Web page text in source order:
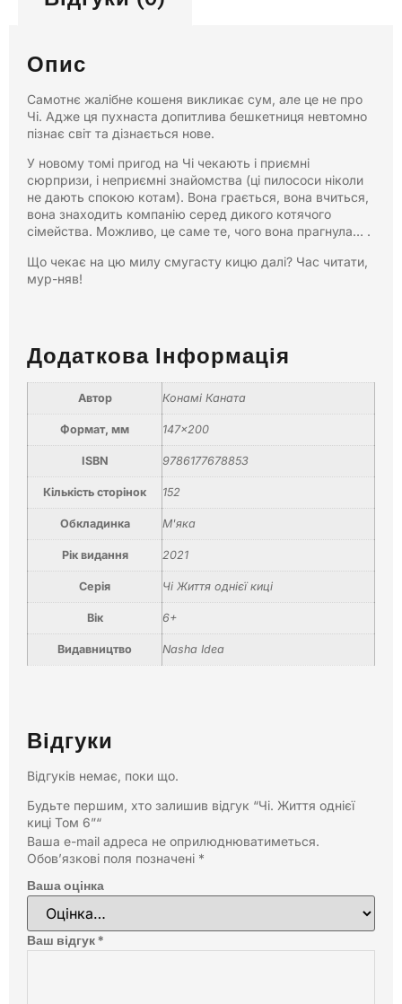
Опис
Самотнє жалібне кошеня викликає сум, але це не про
Чі. Адже ця пухнаста допитлива бешкетниця невтомно
пізнає світ та дізнається нове.
У новому томі пригод на Чі чекають і приємні
сюрпризи, і неприємні знайомства (ці пилососи ніколи
не дають спокою котам). Вона грається, вона вчиться,
вона знаходить компанію серед дикого котячого
сімейства. Можливо, це саме те, чого вона прагнула… .
Що чекає на цю милу смугасту кицю далі? Час читати,
мур-няв!
Додаткова Інформація
Автор Конамі Каната
Формат, мм 147×200
ISBN 9786177678853
Кількість сторінок 152
Обкладинка М'яка
Рік видання 2021
Серія Чi Життя однієї киці
Вік 6+
Видавництво Nasha Idea
Відгуки
Відгуків немає, поки що.
Будьте першим, хто залишив відгук “Чi. Життя однієї
киці Том 6”“
Ваша e-mail адреса не оприлюднюватиметься.
Обов’язкові поля позначені *
Ваша оцінка
Ваш відгук*